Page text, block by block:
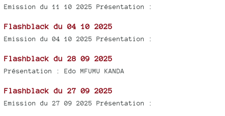
Emission du 11 10 2025 Présentation :
Flashblack du 04 10 2025
Emission du 04 10 2025 Présentation :
Flashblack du 28 09 2025
Présentation : Edo MFUMU KANDA
Flashblack du 27 09 2025
Emission du 27 09 2025 Présentation :